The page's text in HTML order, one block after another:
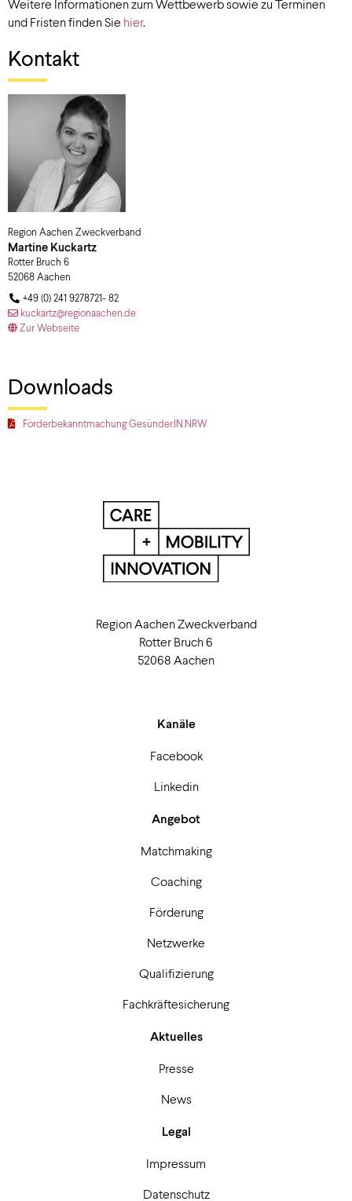
Kontakt
Region Aachen Zweckverband
Martine Kuckartz
Rotter Bruch 6
52068Aachen
+49 (0) 241 9278721- 82
kuckartz@regionaachen.de
Zur Webseite
Downloads
Förderbekanntmachung Gesünder.IN.NRW
Weitere Informationen zum Wettbewerb sowie zu Terminen
und Fristen finden Sie hier.
Region Aachen Zweckverband
Rotter Bruch 6
52068 Aachen
Kanäle
Facebook
Linkedin
Angebot
Matchmaking
Coaching
Förderung
Netzwerke
Qualifizierung
Fachkräftesicherung
Aktuelles
Presse
News
Legal
Impressum
Datenschutz